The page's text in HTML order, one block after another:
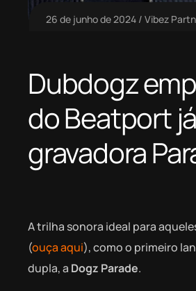
26 de junho de 2024 Vibez
Dubdogz
do Beatport
gravadora
A trilha sonora ideal para
(ouça aqui), como o primeiro
dupla, a Dogz Parade.